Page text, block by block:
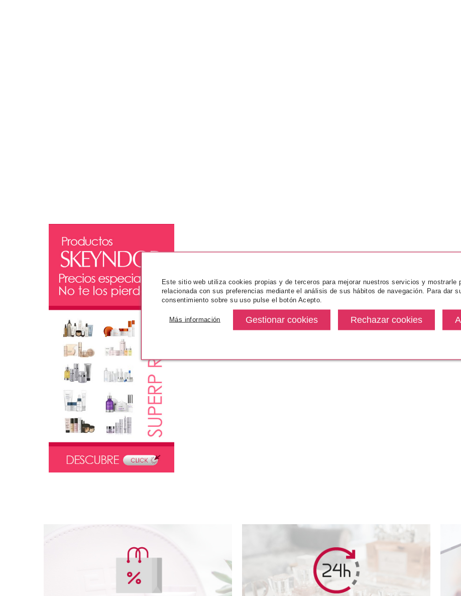
Este sitio web utiliza cookies propias y de terceros para mejorar nuestros servicios y mostrarle
relacionada con sus preferencias mediante el análisis de sus hábitos de navegación. Para dar
consentimiento sobre su uso pulse el botón Acepto.
Más información